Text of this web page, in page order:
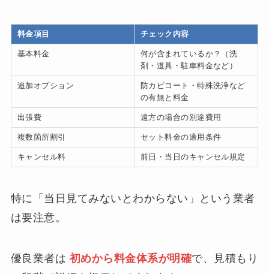
料金項目 チェック内容
基本料金
何が含まれているか？（洗
剤・道具・駐車料金など）
追加オプション
防カビコート・特殊洗浄など
の有無と料金
出張費 遠方の場合の別途費用
複数箇所割引 セット料金の適用条件
キャンセル料 前日・当日のキャンセル規定
特に「当日見てみないとわからない」という業者
は要注意。
優良業者は 初めから料金体系が明確で、見積もり